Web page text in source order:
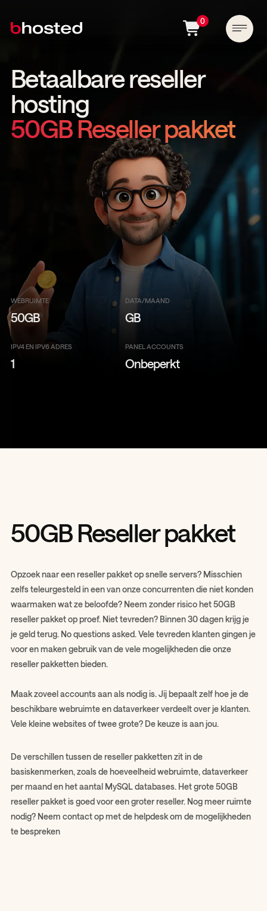
0
Betaalbare reseller
hosting
50GB Reseller pakket
WEBRUIMTE
50GB
DATA/MAAND
GB
IPV4 EN IPV6 ADRES
1
PANEL ACCOUNTS
Onbeperkt
50GB Reseller pakket
Opzoek naar een reseller pakket op snelle servers? Misschien
zelfs teleurgesteld in een van onze concurrenten die niet konden
waarmaken wat ze beloofde? Neem zonder risico het 50GB
reseller pakket op proef. Niet tevreden? Binnen 30 dagen krijg je
je geld terug. No questions asked. Vele tevreden klanten gingen je
voor en maken gebruik van de vele mogelijkheden die onze
reseller pakketten bieden.
Maak zoveel accounts aan als nodig is. Jij bepaalt zelf hoe je de
beschikbare webruimte en dataverkeer verdeelt over je klanten.
Vele kleine websites of twee grote? De keuze is aan jou.
De verschillen tussen de reseller pakketten zit in de
basiskenmerken, zoals de hoeveelheid webruimte, dataverkeer
per maand en het aantal MySQL databases. Het grote 50GB
reseller pakket is goed voor een groter reseller. Nog meer ruimte
nodig? Neem contact op met de helpdesk om de mogelijkheden
te bespreken